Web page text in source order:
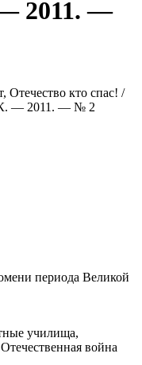
2011. —
Отечество кто спас! /
— 2011. — № 2
периода Великой
училища,
война